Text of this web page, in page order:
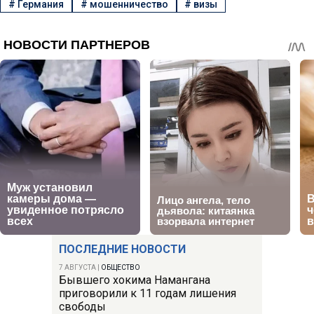
ПОСЛЕДНИЕ НОВОСТИ
7 АВГУСТА ОБЩЕСТВО
Бывшего хокима Намангана
приговорили к 11 годам лишения
свободы
# Германия # мошенничество # визы